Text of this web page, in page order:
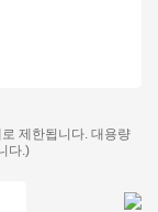
제한됩니다. 대용량
다.)